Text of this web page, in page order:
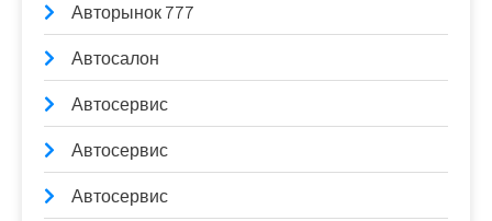
Авторынок 777
Автосалон
Автосервис
Автосервис
Автосервис